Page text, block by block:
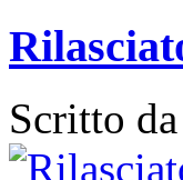
Scritto da